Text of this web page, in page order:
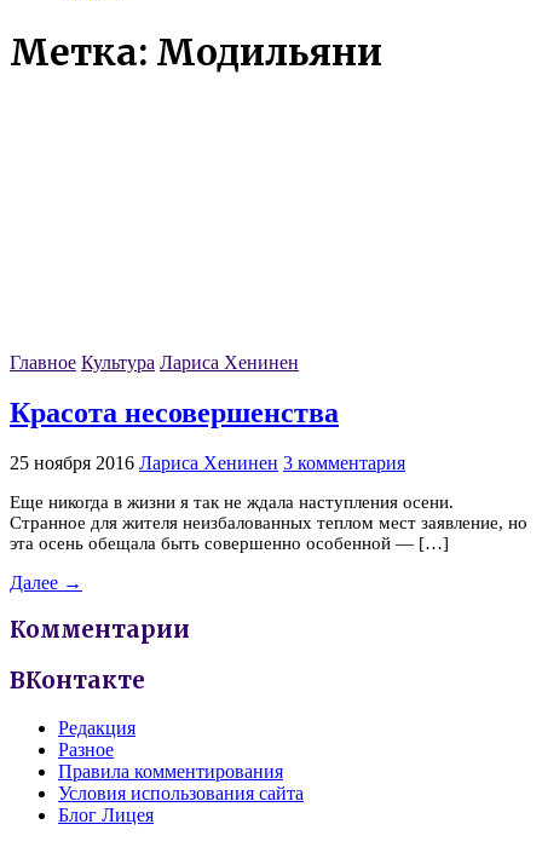
Метка: Модильяни
Главное Культура Лариса Хенинен
Красота несовершенства
25 ноября 2016 Лариса Хенинен 3 комментария
Еще никогда в жизни я так не ждала наступления осени.
Странное для жителя неизбалованных теплом мест заявление, но
эта осень обещала быть совершенно особенной — […]
Далее →
Комментарии
ВКонтакте
Редакция
Разное
Правила комментирования
Условия использования сайта
Блог Лицея